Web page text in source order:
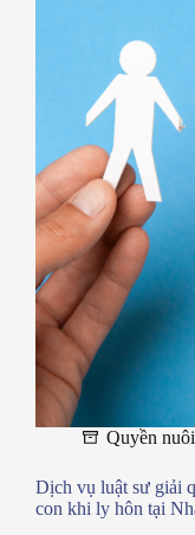
Quyền
Dịch vụ luật sư giải
con khi ly hôn tại